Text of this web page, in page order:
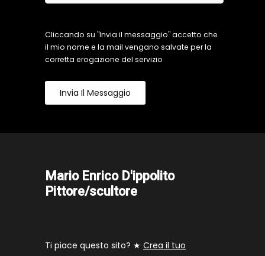
Cliccando su "Invia il messaggio" accetto che
il mio nome e la mail vengano salvate per la
corretta erogazione del servizio
Invia Il Messaggio
Mario Enrico D'ippolito
Pittore/scultore
Ti piace questo sito? ★ Crea il tuo